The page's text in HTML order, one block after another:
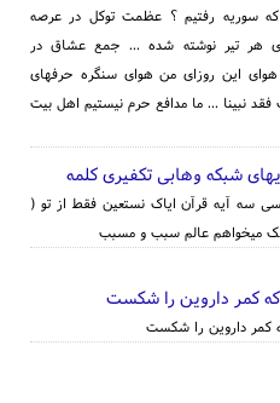
سوریه رفتیم ؟ عظمت توکل در عرصه
هر تیر نوشته شده ... جمع عشاق در
این روزای من هوای سنگره حرفهای
نبینا ... ما مدافع حرم نیستیم اهل بیت
شبکه وهابی تکفیری کلمه
سه آیه قرآن ایاک نستعین فقط از تو (
میخواهم عالم سبب و مسبب
کمر داروین را شکست
کمر داروین را شکست